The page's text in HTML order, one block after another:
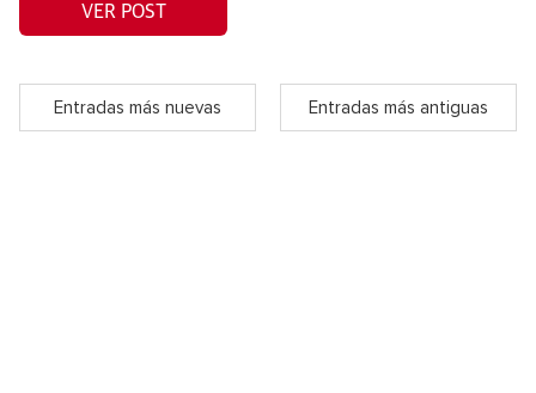
VER POST
Entradas más nuevas Entradas más antiguas